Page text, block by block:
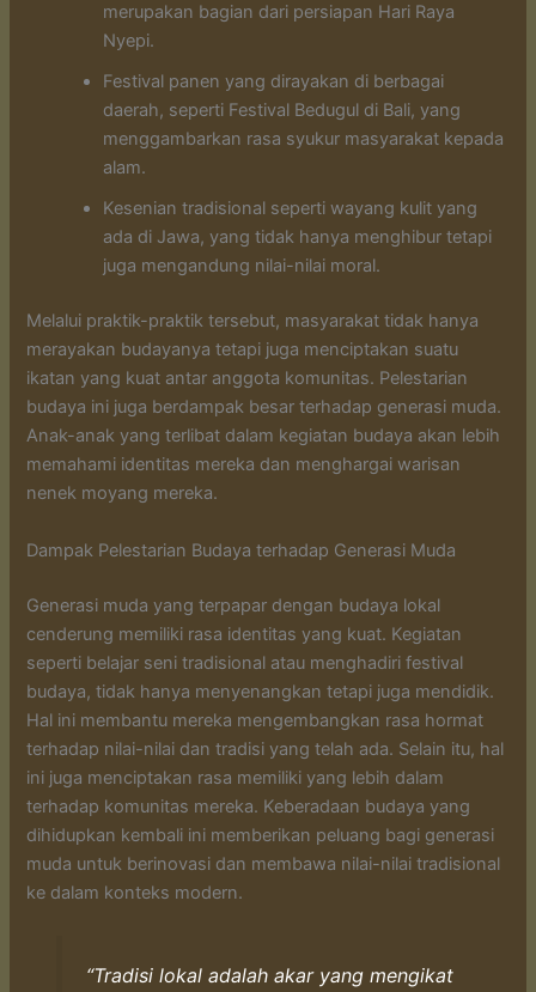
merupakan bagian dari persiapan Hari Raya
Nyepi.
Festival panen yang dirayakan di berbagai
daerah, seperti Festival Bedugul di Bali, yang
menggambarkan rasa syukur masyarakat kepada
alam.
Kesenian tradisional seperti wayang kulit yang
ada di Jawa, yang tidak hanya menghibur tetapi
juga mengandung nilai-nilai moral.
Melalui praktik-praktik tersebut, masyarakat tidak hanya
merayakan budayanya tetapi juga menciptakan suatu
ikatan yang kuat antar anggota komunitas. Pelestarian
budaya ini juga berdampak besar terhadap generasi muda.
Anak-anak yang terlibat dalam kegiatan budaya akan lebih
memahami identitas mereka dan menghargai warisan
nenek moyang mereka.
Dampak Pelestarian Budaya terhadap Generasi Muda
Generasi muda yang terpapar dengan budaya lokal
cenderung memiliki rasa identitas yang kuat. Kegiatan
seperti belajar seni tradisional atau menghadiri festival
budaya, tidak hanya menyenangkan tetapi juga mendidik.
Hal ini membantu mereka mengembangkan rasa hormat
terhadap nilai-nilai dan tradisi yang telah ada. Selain itu, hal
ini juga menciptakan rasa memiliki yang lebih dalam
terhadap komunitas mereka. Keberadaan budaya yang
dihidupkan kembali ini memberikan peluang bagi generasi
muda untuk berinovasi dan membawa nilai-nilai tradisional
ke dalam konteks modern.
“Tradisi lokal adalah akar yang mengikat